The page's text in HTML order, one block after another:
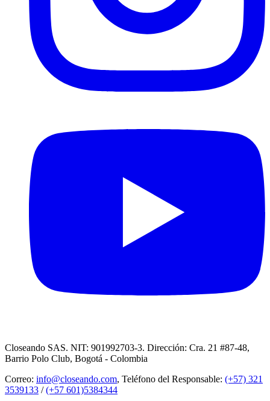
Closeando SAS. NIT: 901992703-3. Dirección: Cra. 21 #87-48,
Barrio Polo Club, Bogotá - Colombia
Correo: info@closeando.com, Teléfono del Responsable: (+57) 321
3539133 /(+57 601)5384344